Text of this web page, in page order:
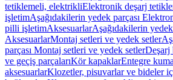
tetiklemeli, elektrikliElektronik deşarj
işletimAşağıdakilerin yedek parçası
pilli işletimAksesuarlarAşağıdakilerin yedek
AksesuarlarMontaj setleri ve yedek setler
parçası Montaj setleri ve yedek setlerDeşarj
ve geçiş parçalarıKör kapaklarEntegre
aksesuarlarKlozetler, pisuvarlar ve bideler